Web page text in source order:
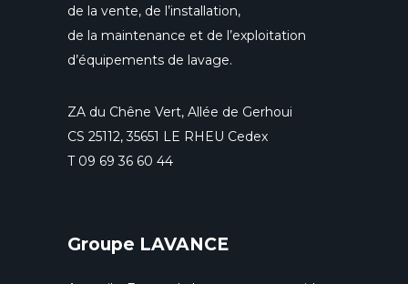
de la vente, de l’installation,
de la maintenance et de l’exploitation
d’équipements de lavage.
ZA du Chêne Vert, Allée de Gerhoui
CS 25112, 35651 LE RHEU Cedex
T 09 69 36 60 44
Groupe LAVANCE